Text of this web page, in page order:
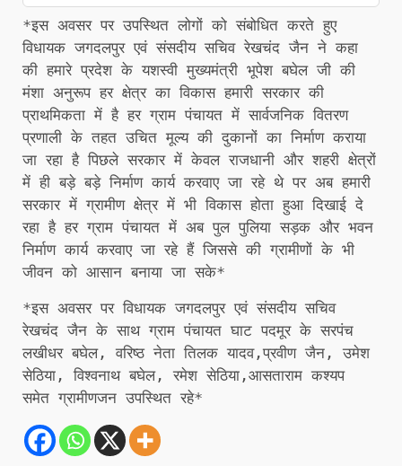
*इस अवसर पर उपस्थित लोगों को संबोधित करते हुए
विधायक जगदलपुर एवं संसदीय सचिव रेखचंद जैन ने कहा
की हमारे प्रदेश के यशस्वी मुख्यमंत्री भूपेश बघेल जी की
मंशा अनुरूप हर क्षेत्र का विकास हमारी सरकार की
प्राथमिकता में है हर ग्राम पंचायत में सार्वजनिक वितरण
प्रणाली के तहत उचित मूल्य की दुकानों का निर्माण कराया
जा रहा है पिछले सरकार में केवल राजधानी और शहरी क्षेत्रों
में ही बड़े बड़े निर्माण कार्य करवाए जा रहे थे पर अब हमारी
सरकार में ग्रामीण क्षेत्र में भी विकास होता हुआ दिखाई दे
रहा है हर ग्राम पंचायत में अब पुल पुलिया सड़क और भवन
निर्माण कार्य करवाए जा रहे हैं जिससे की ग्रामीणों के भी
जीवन को आसान बनाया जा सके*
*इस अवसर पर विधायक जगदलपुर एवं संसदीय सचिव
रेखचंद जैन के साथ ग्राम पंचायत घाट पदमूर के सरपंच
लखीधर बघेल, वरिष्ठ नेता तिलक यादव,प्रवीण जैन, उमेश
सेठिया, विश्वनाथ बघेल, रमेश सेठिया,आसताराम कश्यप
समेत ग्रामीणजन उपस्थित रहे*